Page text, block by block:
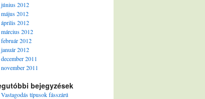
június 2012
május 2012
április 2012
március 2012
február 2012
január 2012
december 2011
november 2011
bejegyzések
Vastagodás típusok fásszárú